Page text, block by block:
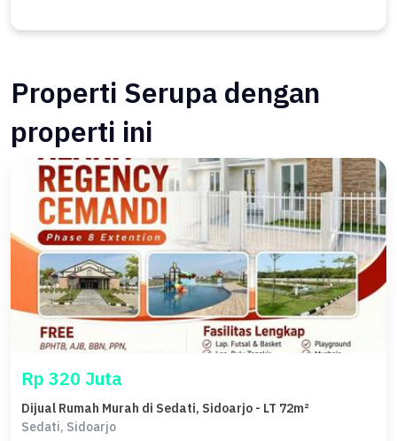
Properti Serupa dengan
properti ini
Rp 320 Juta
Dijual Rumah Murah di Sedati, Sidoarjo - LT 72m²
Sedati, Sidoarjo